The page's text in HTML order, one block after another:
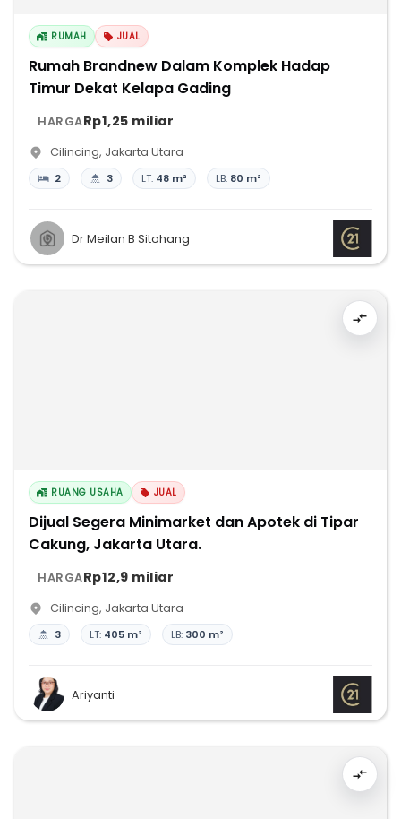
RUMAH JUAL
Rumah Brandnew Dalam Komplek Hadap
Timur Dekat Kelapa Gading
HARGARp1,25 miliar
Cilincing, Jakarta Utara
2 3 LT: 48 m² LB: 80 m²
Dr Meilan B Sitohang
RUANG USAHA JUAL
Dijual Segera Minimarket dan Apotek di Tipar
Cakung, Jakarta Utara.
HARGARp12,9 miliar
Cilincing, Jakarta Utara
3 LT: 405 m² LB: 300 m²
Ariyanti